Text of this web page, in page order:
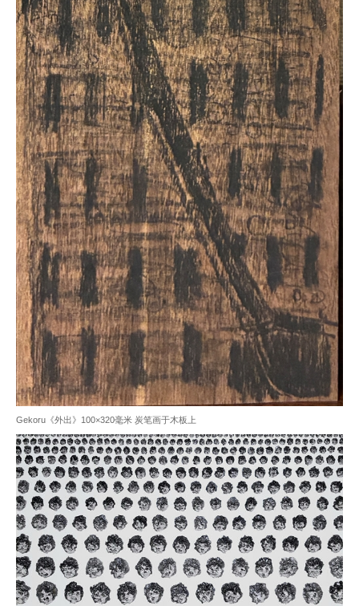
Gekoru《外出》100×320毫米 炭笔画于木板上